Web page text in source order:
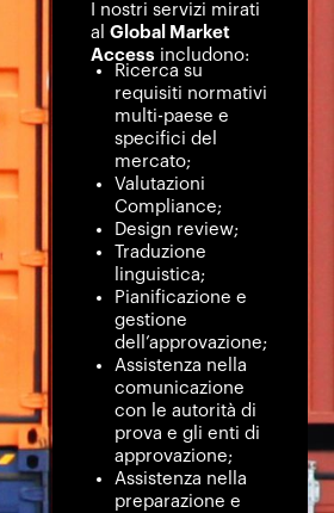
I nostri servizi mirati
al Global Market
Access includono:
Ricerca su
requisiti normativi
multi-paese e
specifici del
mercato;
Valutazioni
Compliance;
Design review;
Traduzione
linguistica;
Pianificazione e
gestione
dell’approvazione;
Assistenza nella
comunicazione
con le autorità di
prova e gli enti di
approvazione;
Assistenza nella
preparazione e